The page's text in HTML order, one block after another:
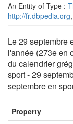
An Entity of Type :
http://fr.dbpedia.org
Le 29 septembre
l'année (273e en
du calendrier
sport - 29
septembre en
Property